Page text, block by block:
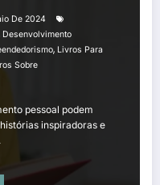
De 2024
Desenvolvimento
, Livros Para
Sobre
pessoal podem
inspiradoras e